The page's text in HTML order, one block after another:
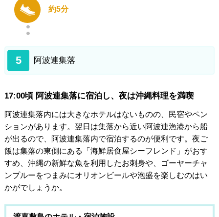
約5分
5 阿波連集落
17:00頃 阿波連集落に宿泊し、夜は沖縄料理を満喫
阿波連集落内には大きなホテルはないものの、民宿やペン
ションがあります。翌日は集落から近い阿波連漁港から船
が出るので、阿波連集落内で宿泊するのが便利です。夜ご
飯は集落の東側にある「海鮮居食屋シーフレンド」がおす
すめ、沖縄の新鮮な魚を利用したお刺身や、ゴーヤーチャ
ンプルーをつまみにオリオンビールや泡盛を楽しむのはい
かがでしょうか。